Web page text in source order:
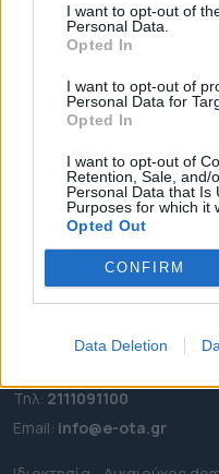
I want to opt-out of
Personal Data.
Opted In
I want to opt-out of
Personal Data for
Opted In
I want to opt-out of
Retention, Sale, and/
Personal Data that Is
Purposes for which it
Opted Out
CONFIRM
Data Deletion
ΡΟΗ ΕΙΔΗΣΕΩΝ
ΠΕΡΙΦΕΡΕΙΕΣ
OTA LEAKS
ΣΥΝΕΝΤΕΥΞΕΙΣ
ΑΠΟΨΕΙΣ
ΠΡΟΣΛΗΨΕΙΣ
Ταχ. Διεύθυνση:Λεωφόρος
Τηλ: 2111091100
Εmail: info@e-ota.gr